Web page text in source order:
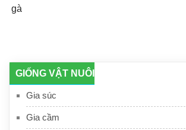
GIỐNG VẬT NUÔI
Gia súc
Gia cầm
gà